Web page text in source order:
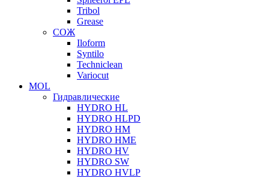
Tribol
Grease
СОЖ
Iloform
Syntilo
Techniclean
Variocut
MOL
Гидравлические
HYDRO HL
HYDRO HLPD
HYDRO HM
HYDRO HME
HYDRO HV
HYDRO SW
HYDRO HVLP